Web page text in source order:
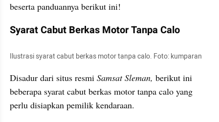
beserta panduannya berikut ini!
Syarat Cabut Berkas Motor Tanpa Calo
Ilustrasi syarat cabut berkas motor tanpa calo. Foto: kumparan
Disadur dari situs resmi Samsat Sleman, berikut ini
beberapa syarat cabut berkas motor tanpa calo yang
perlu disiapkan pemilik kendaraan.